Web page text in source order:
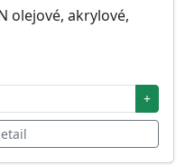
olejové, akrylové,
+